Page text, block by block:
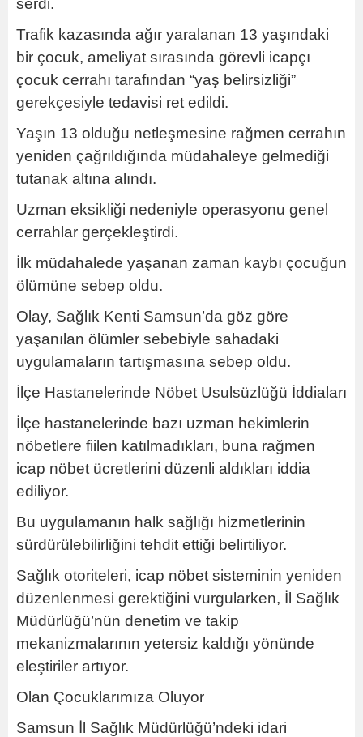
Trafik kazasında ağır yaralanan 13 yaşındaki
bir çocuk, ameliyat sırasında görevli icapçı
çocuk cerrahı tarafından “yaş belirsizliği”
gerekçesiyle tedavisi ret edildi.
Yaşın 13 olduğu netleşmesine rağmen cerrahın
yeniden çağrıldığında müdahaleye gelmediği
tutanak altına alındı.
Uzman eksikliği nedeniyle operasyonu genel
cerrahlar gerçekleştirdi.
İlk müdahalede yaşanan zaman kaybı çocuğun
ölümüne sebep oldu.
Olay, Sağlık Kenti Samsun’da göz göre
yaşanılan ölümler sebebiyle sahadaki
uygulamaların tartışmasına sebep oldu.
İlçe Hastanelerinde Nöbet Usulsüzlüğü İddiaları
İlçe hastanelerinde bazı uzman hekimlerin
nöbetlere fiilen katılmadıkları, buna rağmen
icap nöbet ücretlerini düzenli aldıkları iddia
ediliyor.
Bu uygulamanın halk sağlığı hizmetlerinin
sürdürülebilirliğini tehdit ettiği belirtiliyor.
Sağlık otoriteleri, icap nöbet sisteminin yeniden
düzenlenmesi gerektiğini vurgularken, İl Sağlık
Müdürlüğü’nün denetim ve takip
mekanizmalarının yetersiz kaldığı yönünde
eleştiriler artıyor.
Olan Çocuklarımıza Oluyor
Samsun İl Sağlık Müdürlüğü’ndeki idari